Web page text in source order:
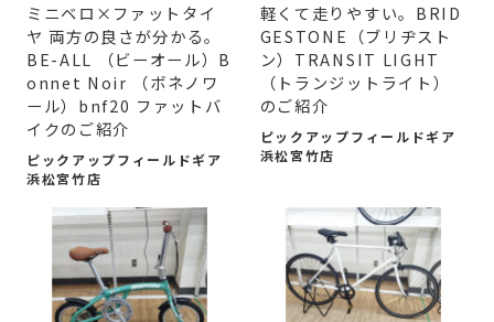
ミニベロ×ファットタイ
ヤ 両方の良さが分かる。
BE-ALL （ビーオール）B
onnet Noir （ボネノワ
ール）bnf20 ファットバ
イクのご紹介
ピックアップフィールドギア
浜松宮竹店
軽くて走りやすい。BRID
GESTONE（ブリヂスト
ン）TRANSIT LIGHT
（トランジットライト）
のご紹介
ピックアップフィールドギア
浜松宮竹店